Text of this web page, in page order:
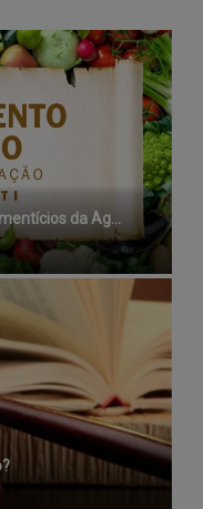
da Ag...